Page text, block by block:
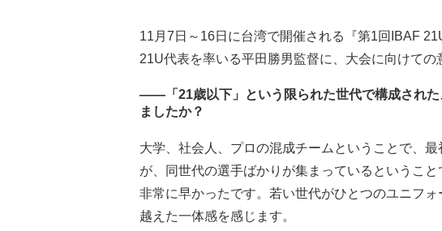
11月7日～16日に台湾で開催される『第1回IBAF
21U代表を率いる平田勝男監督に、大会に向けての
――「21歳以下」という限られた世代で構成された
ましたか？
大学、社会人、プロの混成チームということで、
が、同世代の選手ばかりが集まっているというこ
非常に早かったです。若い世代がひとつのユニフ
越えた一体感を感じます。